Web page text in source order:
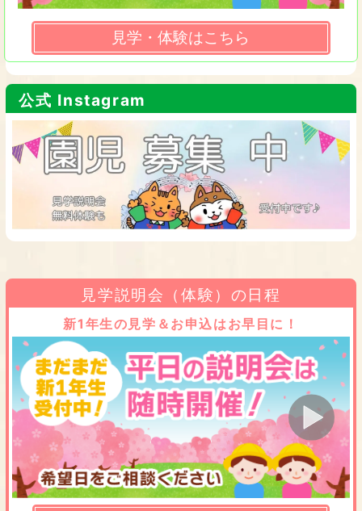
見学・体験はこちら
公式 Instagram
見学説明会（体験）の日程
新1年生の見学＆お申込はお早目に！